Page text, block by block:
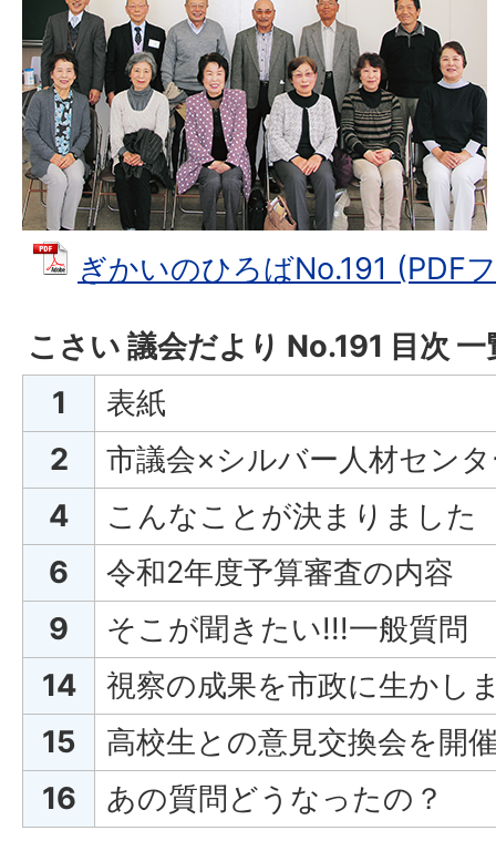
ぎかいのひろばNo.191 (PDF
こさい 議会だより No.191 目次 一
1
表紙
2
市議会×シルバー人材セン
4
こんなことが決まりました
6
令和2年度予算審査の内容
9
そこが聞きたい!!!一般質問
14
視察の成果を市政に生かし
15
高校生との意見交換会を開
16
あの質問どうなったの？